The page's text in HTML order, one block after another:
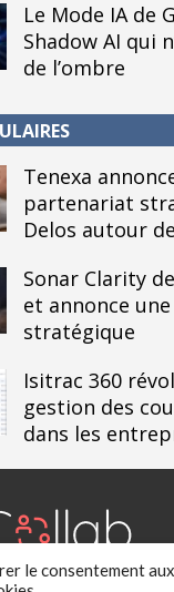
le consentement aux
Le Mode IA de
Shadow AI qui
de l’ombre
Tenexa
partenariat
Delos autour
Sonar Clarity
et annonce
stratégique
Isitrac 360
gestion des
dans les
dédié aux outils